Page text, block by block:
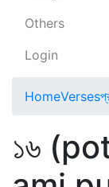
Others
Login
HomeVerses
১৬